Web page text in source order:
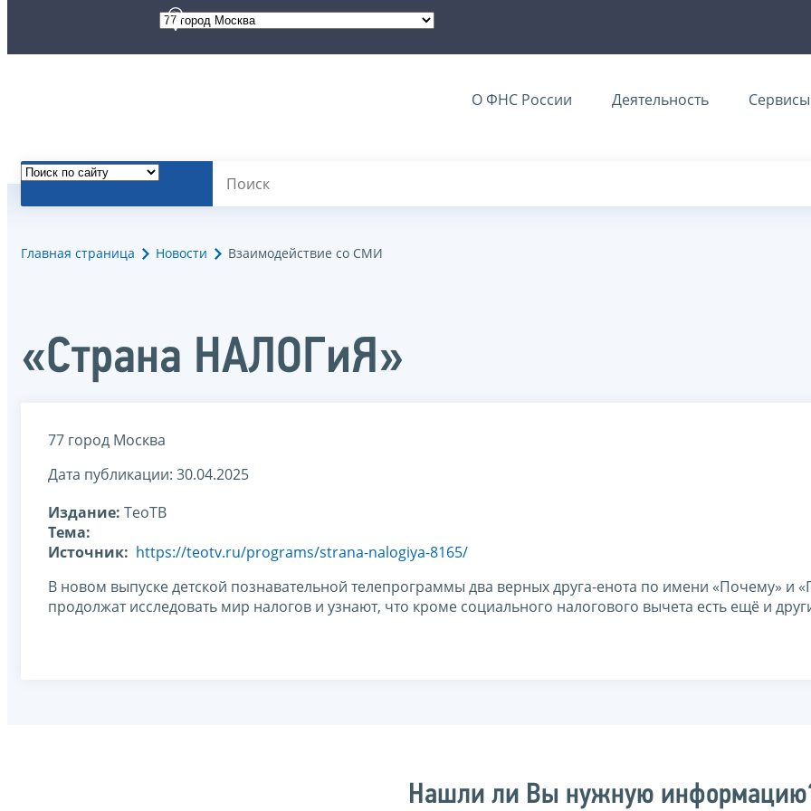
О ФНС России Деятельность Сервисы
Главная страница Новости Взаимодействие со СМИ
«Страна НАЛОГиЯ»
77 город Москва
Дата публикации: 30.04.2025
Издание: ТеоТВ
Тема:
Источник: https://teotv.ru/programs/strana-nalogiya-8165/
В новом выпуске детской познавательной телепрограммы два верных друга-енота по имени «Почему» и
продолжат исследовать мир налогов и узнают, что кроме социального налогового вычета есть ещё и
Нашли ли Вы нужную